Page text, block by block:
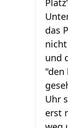
das
und
"den
Uhr
erst